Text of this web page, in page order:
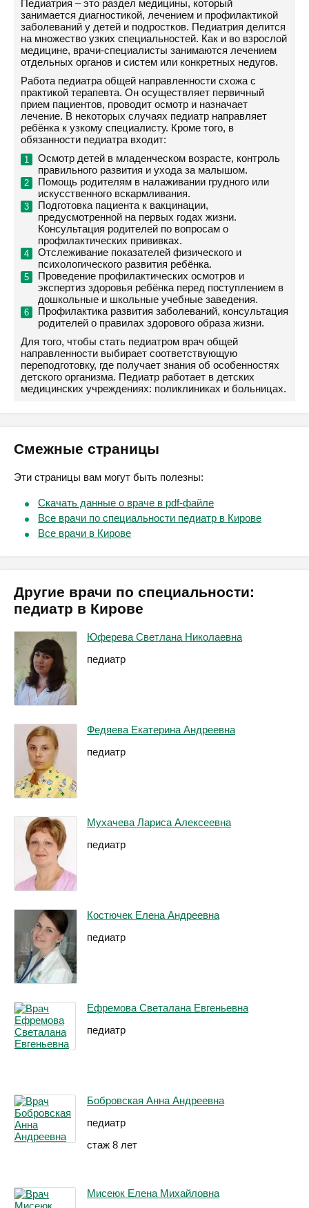
Педиатрия – это раздел медицины, который
занимается диагностикой, лечением и профилактикой
заболеваний у детей и подростков. Педиатрия делится
на множество узких специальностей. Как и во взрослой
медицине, врачи-специалисты занимаются лечением
отдельных органов и систем или конкретных недугов.
Работа педиатра общей направленности схожа с
практикой терапевта. Он осуществляет первичный
прием пациентов, проводит осмотр и назначает
лечение. В некоторых случаях педиатр направляет
ребёнка к узкому специалисту. Кроме того, в
обязанности педиатра входит:
Осмотр детей в младенческом возрасте, контроль
правильного развития и ухода за малышом.
Помощь родителям в налаживании грудного или
искусственного вскармливания.
Подготовка пациента к вакцинации,
предусмотренной на первых годах жизни.
Консультация родителей по вопросам о
профилактических прививках.
Отслеживание показателей физического и
психологического развития ребёнка.
Проведение профилактических осмотров и
экспертиз здоровья ребёнка перед поступлением в
дошкольные и школьные учебные заведения.
Профилактика развития заболеваний, консультация
родителей о правилах здорового образа жизни.
Для того, чтобы стать педиатром врач общей
направленности выбирает соответствующую
переподготовку, где получает знания об особенностях
детского организма. Педиатр работает в детских
медицинских учреждениях: поликлиниках и больницах.
Смежные страницы
Эти страницы вам могут быть полезны:
Скачать данные о враче в pdf-файле
Все врачи по специальности педиатр в Кирове
Все врачи в Кирове
Другие врачи по специальности:
педиатр в Кирове
Юферева Светлана Николаевна
педиатр
Федяева Екатерина Андреевна
педиатр
Мухачева Лариса Алексеевна
педиатр
Костючек Елена Андреевна
педиатр
Ефремова Светалана Евгеньевна
педиатр
Бобровская Анна Андреевна
педиатр
стаж 8 лет
Мисеюк Елена Михайловна